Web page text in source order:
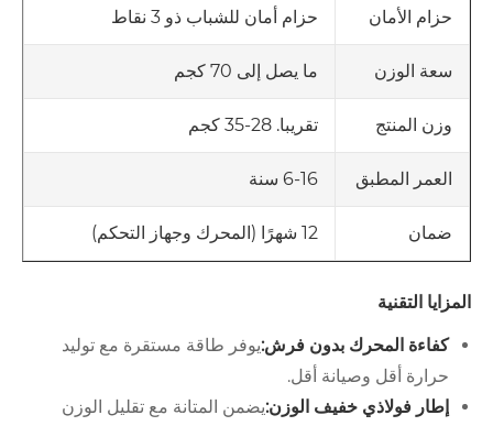
حزام الأمان حزام أمان للشباب ذو 3 نقاط
سعة الوزن ما يصل إلى 70 كجم
وزن المنتج تقريبا. 28-35 كجم
العمر المطبق 6-16 سنة
ضمان 12 شهرًا (المحرك وجهاز التحكم)
المزايا التقنية
كفاءة المحرك بدون فرش:يوفر طاقة مستقرة مع توليد
حرارة أقل وصيانة أقل.
إطار فولاذي خفيف الوزن:يضمن المتانة مع تقليل الوزن